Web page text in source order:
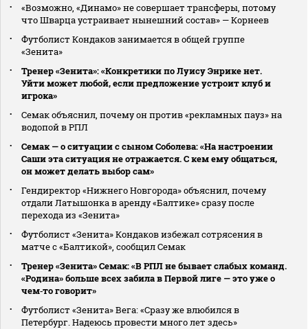
«Возможно, «Динамо» не совершает трансферы, потому
что Шварца устраивает нынешний состав» — Корнеев
Футболист Кондаков занимается в общей группе
«Зенита»
Тренер «Зенита»: «Конкретики по Луису Энрике нет.
Уйти может любой, если предложение устроит клуб и
игрока»
Семак объяснил, почему он против «рекламных пауз» на
водопой в РПЛ
Семак — о ситуации с сыном Соболева: «На настроении
Саши эта ситуация не отражается. С кем ему общаться,
он может делать выбор сам»
Гендиректор «Нижнего Новгорода» объяснил, почему
отдали Латышонка в аренду «Балтике» сразу после
перехода из «Зенита»
Футболист «Зенита» Кондаков избежал сотрясения в
матче с «Балтикой», сообщил Семак
Тренер «Зенита» Семак: «В РПЛ не бывает слабых команд.
«Родина» больше всех забила в Первой лиге — это уже о
чем‑то говорит»
Футболист «Зенита» Вега: «Сразу же влюбился в
Петербург. Надеюсь провести много лет здесь»